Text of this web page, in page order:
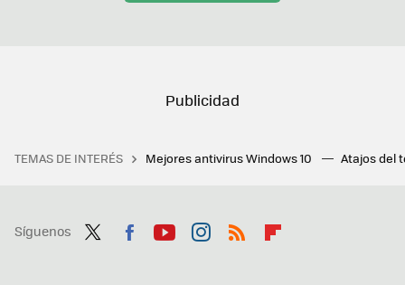
TEMAS DE INTERÉS Mejores antivirus Windows 10 Atajos del
Síguenos